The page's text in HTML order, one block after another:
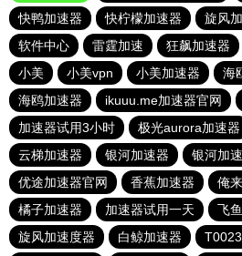
快鸭加速器
快柠檬加速器 旋风
软件中心
雷霆加速 狂飙加速器
小美
小美vpn 小美加速器 海
海鸥加速器
ikuuu.me加速器官网
加速器试用3小时
极光aurora加速器
云梯加速器
银河加速器 银河加
优途加速器官网
香蕉加速器 俺
橘子加速器
加速器试用一天 飞
旋风加速度器
白鲸加速器